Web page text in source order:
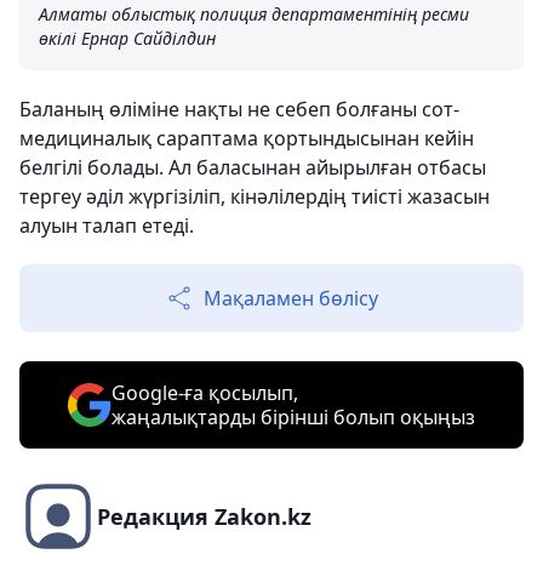
Алматы облыстық полиция департаментінің ресми
өкілі Ернар Сайділдин
Баланың өліміне нақты не себеп болғаны сот-
медициналық сараптама қортындысынан кейін
белгілі болады. Ал баласынан айырылған отбасы
тергеу әділ жүргізіліп, кінәлілердің тиісті жазасын
алуын талап етеді.
Мақаламен бөлісу
Google-ға қосылып,
жаңалықтарды бірінші болып оқыңыз
Редакция Zakon.kz